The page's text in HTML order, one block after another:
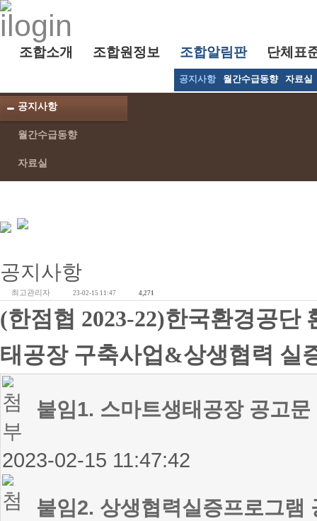
조합소개 조합원정보 조합알림판
공지사항 월간수급동향 자료실
단체표
공지사항
월간수급동향
자료실
공지사항
최고관리자 23-02-15 11:47 4,271
(한점협 2023-22)한국환경공단
태공장 구축사업&상생협력 실
붙임1. 스마트생태공장 공고
2023-02-15 11:47:42
붙임2. 상생협력실증프로그램